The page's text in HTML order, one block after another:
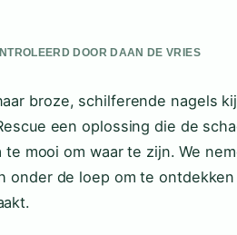
DOOR DAAN DE VRIES
broze, schilferende nagels
een oplossing die de
mooi om waar te zijn. We
onder de loep om te